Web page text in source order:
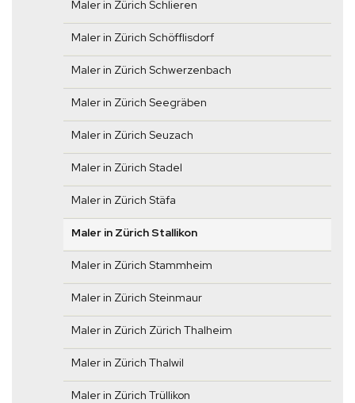
Maler in Zürich Schlieren
Maler in Zürich Schöfflisdorf
Maler in Zürich Schwerzenbach
Maler in Zürich Seegräben
Maler in Zürich Seuzach
Maler in Zürich Stadel
Maler in Zürich Stäfa
Maler in Zürich Stallikon
Maler in Zürich Stammheim
Maler in Zürich Steinmaur
Maler in Zürich Zürich Thalheim
Maler in Zürich Thalwil
Maler in Zürich Trüllikon